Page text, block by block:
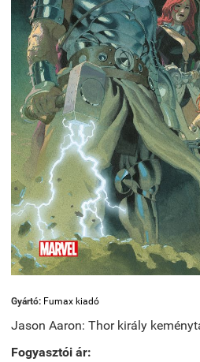
Gyártó: Fumax kiadó
Jason Aaron: Thor király
Fogyasztói ár: